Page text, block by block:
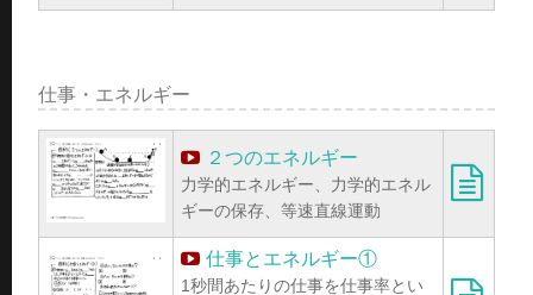
仕事・エネルギー
２つのエネルギー
力学的エネルギー、力学的エネル
ギーの保存、等速直線運動
仕事とエネルギー①
1秒間あたりの仕事を仕事率とい